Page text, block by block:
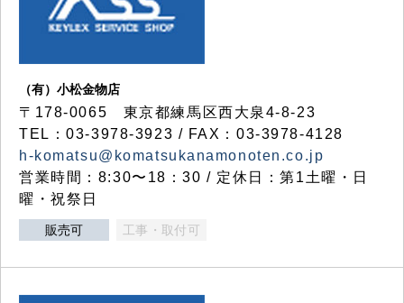
（有）小松金物店
〒178-0065 東京都練馬区西大泉4-8-23
TEL：03-3978-3923 / FAX：03-3978-4128
h-komatsu@komatsukanamonoten.co.jp
営業時間：8:30〜18：30 / 定休日：第1土曜・日
曜・祝祭日
販売可 工事・取付可